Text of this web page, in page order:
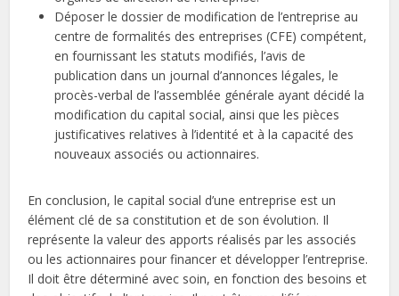
Déposer le dossier de modification de l’entreprise au
centre de formalités des entreprises (CFE) compétent,
en fournissant les statuts modifiés, l’avis de
publication dans un journal d’annonces légales, le
procès-verbal de l’assemblée générale ayant décidé la
modification du capital social, ainsi que les pièces
justificatives relatives à l’identité et à la capacité des
nouveaux associés ou actionnaires.
En conclusion, le capital social d’une entreprise est un
élément clé de sa constitution et de son évolution. Il
représente la valeur des apports réalisés par les associés
ou les actionnaires pour financer et développer l’entreprise.
Il doit être déterminé avec soin, en fonction des besoins et